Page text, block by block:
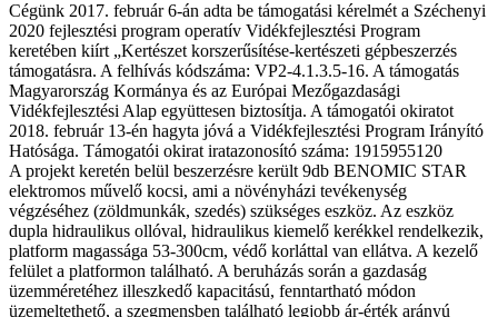
Cégünk 2017. február 6-án adta be támogatási kérelmét a Széchenyi
2020 fejlesztési program operatív Vidékfejlesztési Program
keretében kiírt „Kertészet korszerűsítése-kertészeti gépbeszerzés
támogatásra. A felhívás kódszáma: VP2-4.1.3.5-16. A támogatás
Magyarország Kormánya és az Európai Mezőgazdasági
Vidékfejlesztési Alap együttesen biztosítja. A támogatói okiratot
2018. február 13-én hagyta jóvá a Vidékfejlesztési Program Irányító
Hatósága. Támogatói okirat iratazonosító száma: 1915955120
A projekt keretén belül beszerzésre került 9db BENOMIC STAR
elektromos művelő kocsi, ami a növényházi tevékenység
végzéséhez (zöldmunkák, szedés) szükséges eszköz. Az eszköz
dupla hidraulikus ollóval, hidraulikus kiemelő kerékkel rendelkezik,
platform magassága 53-300cm, védő korláttal van ellátva. A kezelő
felület a platformon található. A beruházás során a gazdaság
üzemméretéhez illeszkedő kapacitású, fenntartható módon
üzemeltethető, a szegmensben található legjobb ár-érték arányú